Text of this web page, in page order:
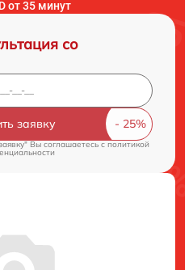
от 35 минут
со
заявку
Вы соглашаетесь cполитикой